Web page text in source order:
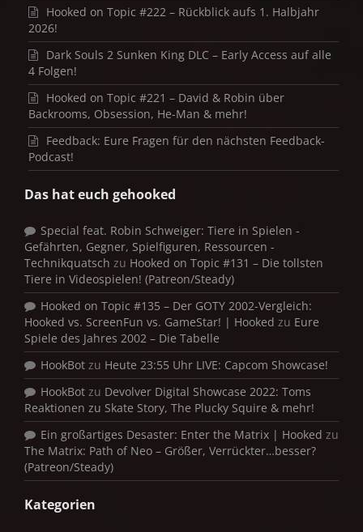
Hooked on Topic #222 – Rückblick aufs 1. Halbjahr
2026!
Dark Souls 2 Sunken King DLC – Early Access auf alle
4 Folgen!
Hooked on Topic #221 – David & Robin über
Backrooms, Obsession, He-Man & mehr!
Feedback: Eure Fragen für den nächsten Feedback-
Podcast!
Das hat euch gehooked
Special feat. Robin Schweiger: Tiere in Spielen -
Gefährten, Gegner, Spielfiguren, Ressourcen -
Technikquatsch zu Hooked on Topic #131 – Die tollsten
Tiere in Videospielen! (Patreon/Steady)
Hooked on Topic #135 – Der GOTY 2002-Vergleich:
Hooked vs. ScreenFun vs. GameStar! | Hooked zu Eure
Spiele des Jahres 2002 – Die Tabelle
HookBot zu Heute 23:55 Uhr LIVE: Capcom Showcase!
HookBot zu Devolver Digital Showcase 2022: Toms
Reaktionen zu Skate Story, The Plucky Squire & mehr!
Ein großartiges Desaster: Enter the Matrix | Hooked zu
The Matrix: Path of Neo – Größer, Verrückter…besser?
(Patreon/Steady)
Kategorien